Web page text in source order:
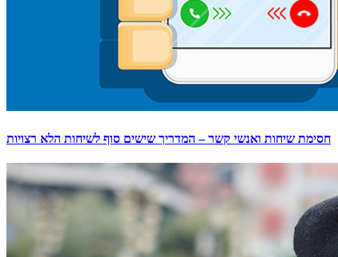
חסימת שיחות ואנשי קשר – המדריך שישים סוף לשיחות הלא רצויות